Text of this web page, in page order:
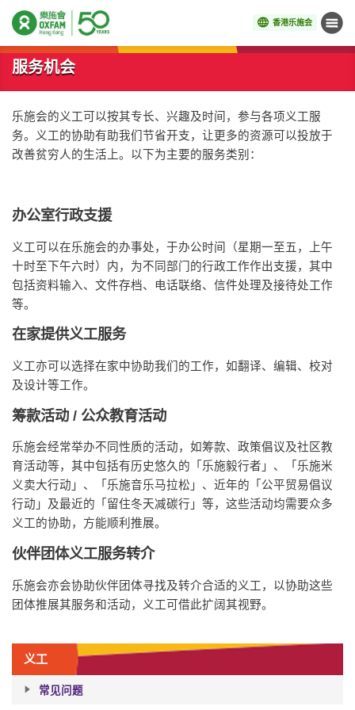
香港乐施会 菜单
开始主要内容
服务机会
义工
常见问题
乐施会的义工可以按其专长、兴趣及时间，参与各项义工服
务。义工的协助有助我们节省开支，让更多的资源可以投放于
改善贫穷人的生活上。以下为主要的服务类别：
办公室行政支援
义工可以在乐施会的办事处，于办公时间（星期一至五，上午
十时至下午六时）内，为不同部门的行政工作作出支援，其中
包括资料输入、文件存档、电话联络、信件处理及接待处工作
等。
在家提供义工服务
义工亦可以选择在家中协助我们的工作，如翻译、编辑、校对
及设计等工作。
筹款活动 / 公众教育活动
乐施会经常举办不同性质的活动，如筹款、政策倡议及社区教
育活动等，其中包括有历史悠久的「乐施毅行者」、「乐施米
义卖大行动」、「乐施音乐马拉松」、近年的「公平贸易倡议
行动」及最近的「留住冬天减碳行」等，这些活动均需要众多
义工的协助，方能顺利推展。
伙伴团体义工服务转介
乐施会亦会协助伙伴团体寻找及转介合适的义工，以协助这些
团体推展其服务和活动，义工可借此扩阔其视野。